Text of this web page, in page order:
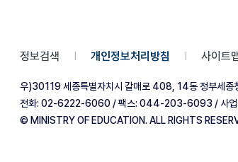
정보검색 개인정보처리방침 사이트
우)30119 세종특별자치시 갈매로 408, 14동 정부세종
전화: 02-6222-6060 / 팩스: 044-203-6093 / 사업
© MINISTRY OF EDUCATION. ALL RIGHTS